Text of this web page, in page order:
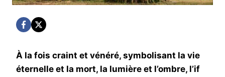
À la fois craint et vénéré, symbolisant la vie
éternelle et la mort, la lumière et l’ombre, l’if